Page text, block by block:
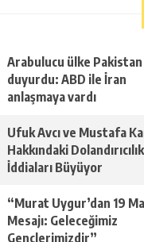
Arabulucu ülke Pakistan
duyurdu: ABD ile İran
anlaşmaya vardı
Ufuk Avcı ve Mustafa
Hakkındaki Dolandırıcılık
İddiaları Büyüyor
“Murat Uygur’dan 19
Mesajı: Geleceğimiz
Gençlerimizdir”